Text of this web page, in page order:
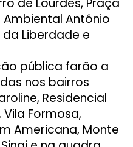
Ambiental Antônio
Liberdade e
pública farão a
nos bairros
Residencial
Formosa,
Americana, Monte